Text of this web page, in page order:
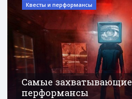
Квесты и перформансы
Самые захватывающие
перформансы